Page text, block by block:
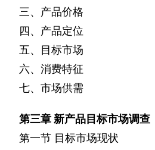
三、产品价格
四、产品定位
五、目标市场
六、消费特征
七、市场供需
第三章 新产品目标市场调查
第一节 目标市场现状